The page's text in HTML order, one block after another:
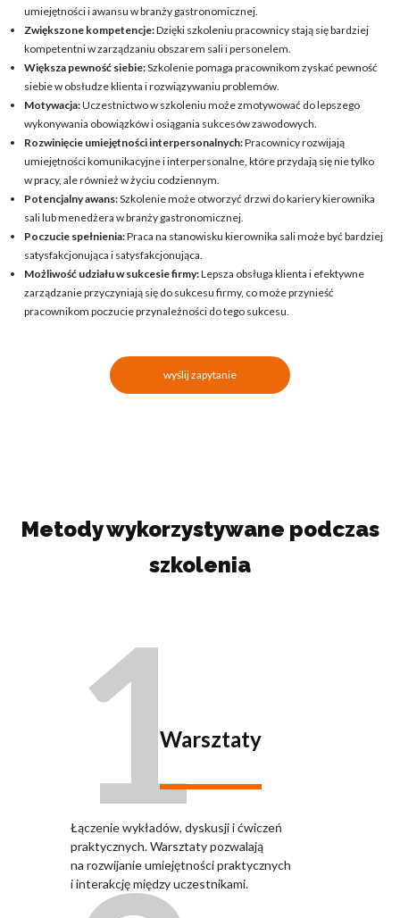
umiejętności i awansu w branży gastronomicznej.
Zwiększone kompetencje:Dzięki szkoleniu pracownicy stają się bardziej
kompetentni w zarządzaniu obszarem sali i personelem.
Większa pewność siebie:Szkolenie pomaga pracownikom zyskać pewność
siebie w obsłudze klienta i rozwiązywaniu problemów.
Motywacja:Uczestnictwo w szkoleniu może zmotywować do lepszego
wykonywania obowiązków i osiągania sukcesów zawodowych.
Rozwinięcie umiejętności interpersonalnych:Pracownicy rozwijają
umiejętności komunikacyjne i interpersonalne, które przydają się nie tylko
w pracy, ale również w życiu codziennym.
Potencjalny awans:Szkolenie może otworzyć drzwi do kariery kierownika
sali lub menedżera w branży gastronomicznej.
Poczucie spełnienia:Praca na stanowisku kierownika sali może być bardziej
satysfakcjonująca i satysfakcjonująca.
Możliwość udziału w sukcesie firmy:Lepsza obsługa klienta i efektywne
zarządzanie przyczyniają się do sukcesu firmy, co może przynieść
pracownikom poczucie przynależności do tego sukcesu.
wyślij zapytanie
Metody wykorzystywane podczas
szkolenia
1Warsztaty
Łączenie wykładów, dyskusji i ćwiczeń
praktycznych. Warsztaty pozwalają
na rozwijanie umiejętności praktycznych
i interakcję między uczestnikami.